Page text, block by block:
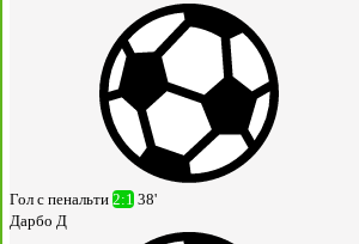
Гол с пенальти 2:1 38'
Дарбо Д